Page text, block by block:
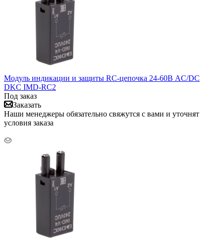
Модуль индикации и защиты RC-цепочка 24-60В AC/DC
DKC IMD-RC2
Под заказ
Заказать
Наши менеджеры обязательно свяжутся с вами и уточнят
условия заказа